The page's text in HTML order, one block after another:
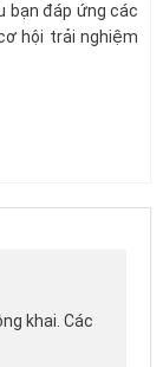
bạn đáp ứng các
hội trải nghiệm
khai. Các